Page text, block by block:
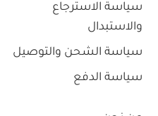
سياسة الاسترجاع
والاستبدال
سياسة الشحن والتوصيل
سياسة الدفع